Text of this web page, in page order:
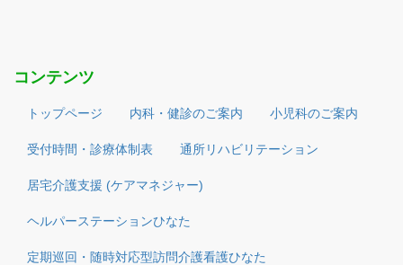
コンテンツ
トップページ 内科・健診のご案内 小児科のご案内
受付時間・診療体制表 通所リハビリテーション
居宅介護支援 (ケアマネジャー)
ヘルパーステーションひなた
定期巡回・随時対応型訪問介護看護ひなた